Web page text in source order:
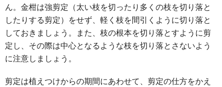
ん。金柑は強剪定（太い枝を切ったり多くの枝を切り落と
したりする剪定）をせず、軽く枝を間引くように切り落と
しておきましょう。また、枝の根本を切り落とすように剪
定し、その際は中心となるような枝を切り落とさないよう
に注意しましょう。
剪定は植えつけからの期間にあわせて、剪定の仕方をかえ